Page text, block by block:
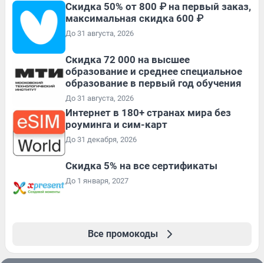
Скидка 50% от 800 ₽ на первый заказ,
максимальная скидка 600 ₽
До 31 августа, 2026
Скидка 72 000 на высшее
образование и среднее специальное
образование в первый год обучения
До 31 августа, 2026
Интернет в 180+ странах мира без
роуминга и сим-карт
До 31 декабря, 2026
Скидка 5% на все сертификаты
До 1 января, 2027
Все промокоды